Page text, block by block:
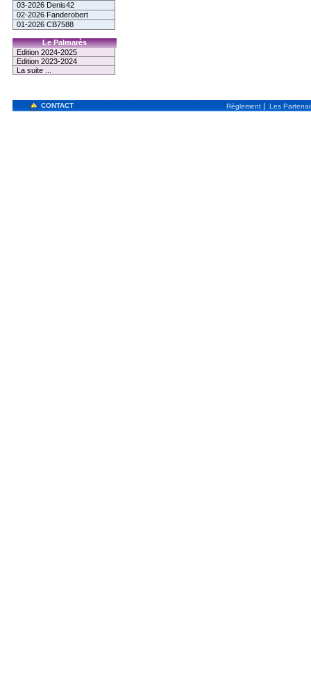
03-2026 Denis42
02-2026 Fanderobert
01-2026 CB7588
Le Palmarès
Edition 2024-2025
Edition 2023-2024
La suite ...
CONTACT Règlement | Les